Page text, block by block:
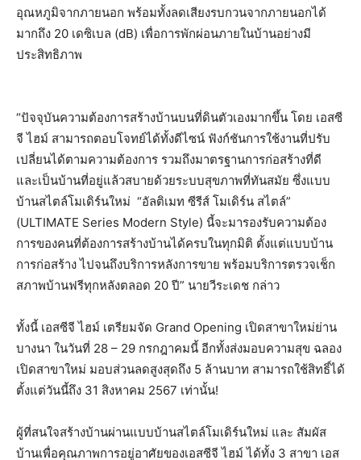
อุณหภูมิจากภายนอก พร้อมทั้งลดเสียงรบกวนจากภายนอกได้
มากถึง 20 เดซิเบล (dB) เพื่อการพักผ่อนภายในบ้านอย่างมี
ประสิทธิภาพ
“ปัจจุบันความต้องการสร้างบ้านบนที่ดินตัวเองมากขึ้น โดย เอสซี
จี ไฮม์ สามารถตอบโจทย์ได้ทั้งดีไซน์ ฟังก์ชันการใช้งานที่ปรับ
เปลี่ยนได้ตามความต้องการ รวมถึงมาตรฐานการก่อสร้างที่ดี
และเป็นบ้านที่อยู่แล้วสบายด้วยระบบสุขภาพที่ทันสมัย ซึ่งแบบ
บ้านสไตล์โมเดิร์นใหม่ “อัลติเมท ซีรีส์ โมเดิร์น สไตล์”
(ULTIMATE Series Modern Style) นี้จะมารองรับความต้อง
การของคนที่ต้องการสร้างบ้านได้ครบในทุกมิติ ตั้งแต่แบบบ้าน
การก่อสร้าง ไปจนถึงบริการหลังการขาย พร้อมบริการตรวจเช็ก
สภาพบ้านฟรีทุกหลังตลอด 20 ปี” นายวีระเดช กล่าว
ทั้งนี้ เอสซีจี ไฮม์ เตรียมจัด Grand Opening เปิดสาขาใหม่ย่าน
บางนา ในวันที่ 28 – 29 กรกฎาคมนี้ อีกทั้งส่งมอบความสุข ฉลอง
เปิดสาขาใหม่ มอบส่วนลดสูงสุดถึง 5 ล้านบาท สามารถใช้สิทธิ์ได้
ตั้งแต่วันนี้ถึง 31 สิงหาคม 2567 เท่านั้น!
ผู้ที่สนใจสร้างบ้านผ่านแบบบ้านสไตล์โมเดิร์นใหม่ และ สัมผัส
บ้านเพื่อคุณภาพการอยู่อาศัยของเอสซีจี ไฮม์ ได้ทั้ง 3 สาขา เอส